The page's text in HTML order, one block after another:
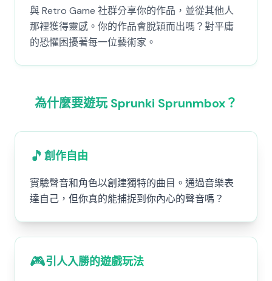
與 Retro Game 社群分享你的作品，並從其他人
那裡獲得靈感。你的作品會脫穎而出嗎？對平庸
的恐懼困擾著每一位藝術家。
為什麼要遊玩 Sprunki Sprunmbox？
🎵 創作自由
實驗聲音和角色以創建獨特的曲目。通過音樂表
達自己，但你真的能捕捉到你內心的聲音嗎？
🎮引人入勝的遊戲玩法